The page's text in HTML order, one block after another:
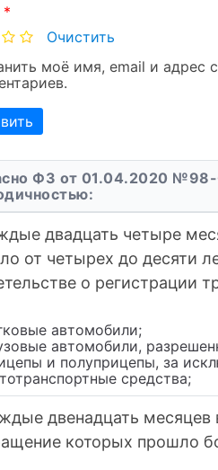
*
Очистить
моё имя, email и адрес
ФЗ от 01.04.2020 №98-
двадцать четыре
от четырех до десяти
о регистрации
автомобили;
автомобили,
и полуприцепы, за
средства;
двенадцать месяцев
которых прошло